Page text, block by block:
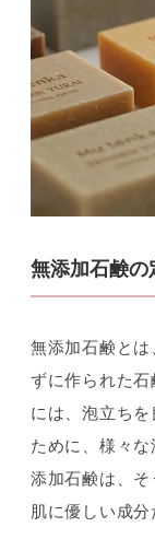
無添加石鹸の
無添加石鹸と
ずに作られた
には、泡立ち
ために、様々
添加石鹸は、そ
肌に優しい成分